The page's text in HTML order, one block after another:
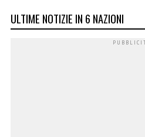
ULTIME NOTIZIE IN 6 NAZIONI